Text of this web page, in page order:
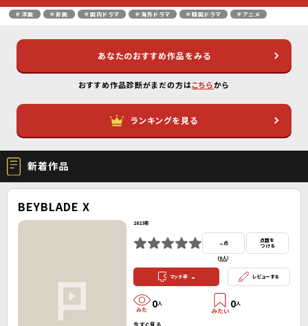
＃洋画 ＃邦画 ＃国内ドラマ ＃海外ドラマ ＃韓国ドラマ ＃アニメ
あなたのおすすめ作品をみる
おすすめ作品診断がまだの方はこちらから
ランキングを見る
新着作品
BEYBLADE X
2023年
-点
(0人）
点数を
つける
マッチ率 - レビューする
0人 0人